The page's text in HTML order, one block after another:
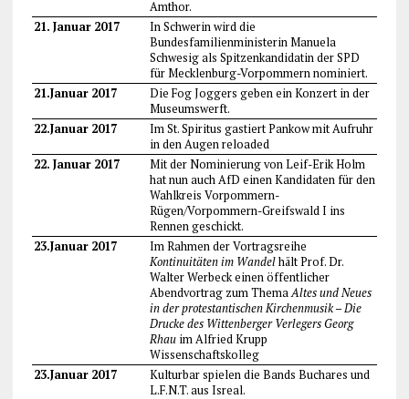
Amthor.
21. Januar 2017
In Schwerin wird die
Bundesfamilienministerin Manuela
Schwesig als Spitzenkandidatin der SPD
für Mecklenburg-Vorpommern nominiert.
21.Januar 2017
Die Fog Joggers geben ein Konzert in der
Museumswerft.
22.Januar 2017
Im St. Spiritus gastiert Pankow mit Aufruhr
in den Augen reloaded
22. Januar 2017
Mit der Nominierung von Leif-Erik Holm
hat nun auch AfD einen Kandidaten für den
Wahlkreis Vorpommern-
Rügen/Vorpommern-Greifswald I ins
Rennen geschickt.
23.Januar 2017
Im Rahmen der Vortragsreihe
Kontinuitäten im Wandelhält Prof. Dr.
Walter Werbeck einen öffentlicher
Abendvortrag zum ThemaAltes und Neues
in der protestantischen Kirchenmusik – Die
Drucke des Wittenberger Verlegers Georg
Rhauim Alfried Krupp
Wissenschaftskolleg
23.Januar 2017
Kulturbar spielen die Bands Buchares und
L.F.N.T. aus Isreal.